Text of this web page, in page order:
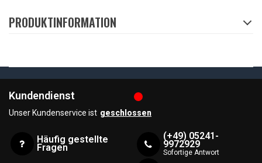
PRODUKTINFORMATION
Kundendienst
Unser Kundenservice ist geschlossen
Häufig gestellte
Fragen
(+49) 05241-
9972929
Sofortige Antwort